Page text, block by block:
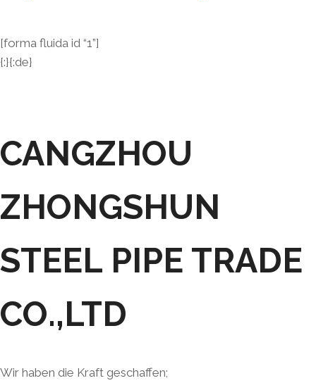
[forma fluida id “1”]
{:}{:de}
CANGZHOU
ZHONGSHUN
STEEL PIPE TRADE
CO.,LTD
Wir haben die Kraft geschaffen;